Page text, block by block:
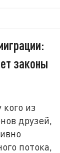
законы
из
друзей,
потока,